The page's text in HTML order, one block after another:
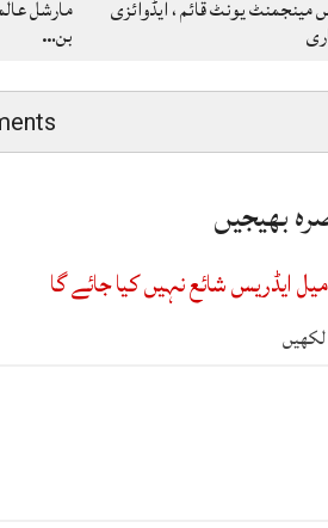
مارشل
بن…
یونٹ قائم ، ایڈوائزی
بھیجیں
ایڈریس شائع نہیں کیا جائے گا
لکھیں